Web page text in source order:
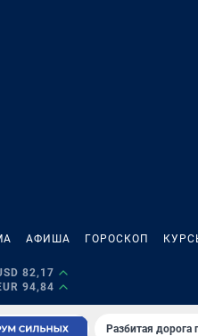
АФИША ГОРОСКОП
82,17
94,84
Разбитая дорога